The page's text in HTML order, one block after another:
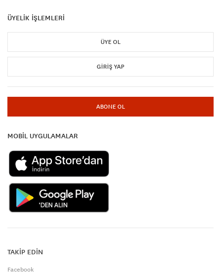
ÜYELİK İŞLEMLERİ
ÜYE OL
GIRIŞ YAP
ABONE OL
MOBİL UYGULAMALAR
TAKİP EDİN
Facebook